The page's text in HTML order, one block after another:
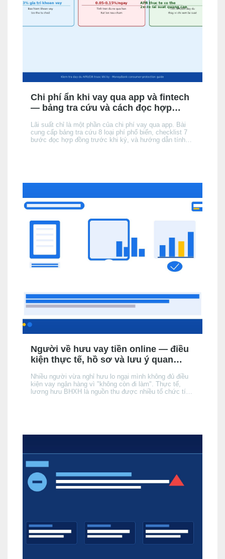
Chi phí ẩn khi vay qua app và fintech
— bảng tra cứu và cách đọc hợp
Lãi suất chỉ là một phần của chi phí vay qua app. Bài
cung cấp bảng tra cứu 8 loại phí phổ biến, checklist 7
bước đọc hợp đồng trước khi ký, và hướng dẫn tính
Người về hưu vay tiền online — điều
kiện thực tế, hồ sơ và lưu ý quan
Nhiều người vừa nghỉ hưu lo ngại mình không đủ điều
kiện vay ngân hàng vì "không còn đi làm". Thực tế,
lương hưu BHXH là nguồn thu được nhiều tổ chức tín